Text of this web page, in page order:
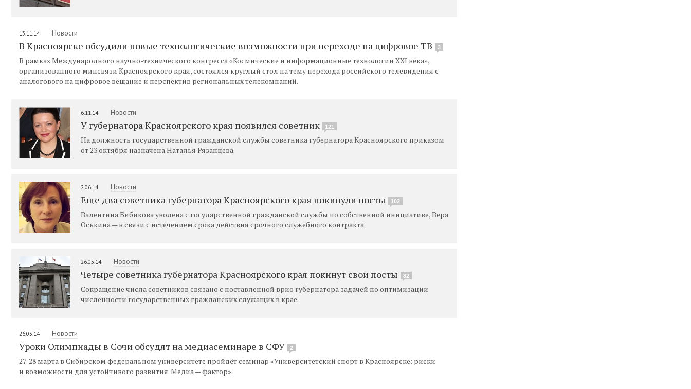
13.11.14 Новости
В Красноярске обсудили новые технологические возможности при переходе на цифровое ТВ 3
В рамках Международного научно-технического конгресса «Космические и информационные технологии XXI века»,
организованного минсвязи Красноярского края, состоялся круглый стол на тему перехода российского телевидения с
аналогового на цифровое вещание и перспектив региональных телекомпаний.
6.11.14 Новости
У губернатора Красноярского края появился советник 121
На должность государственной гражданской службы советника губернатора Красноярского приказом
от 23 октября назначена Наталья Рязанцева.
2.06.14 Новости
Еще два советника губернатора Красноярского края покинули посты 102
Валентина Бибикова уволена с государственной гражданской службы по собственной инициативе, Вера
Оськина — в связи с истечением срока действия срочного служебного контракта.
26.05.14 Новости
Четыре советника губернатора Красноярского края покинут свои посты 82
Сокращение числа советников связано с поставленной врио губернатора задачей по оптимизации
численности государственных гражданских служащих в крае.
26.03.14 Новости
Уроки Олимпиады в Сочи обсудят на медиасеминаре в СФУ 2
27-28 марта в Сибирском федеральном университете пройдёт семинар «Университетский спорт в Красноярске: риски
и возможности для устойчивого развития. Медиа — фактор».